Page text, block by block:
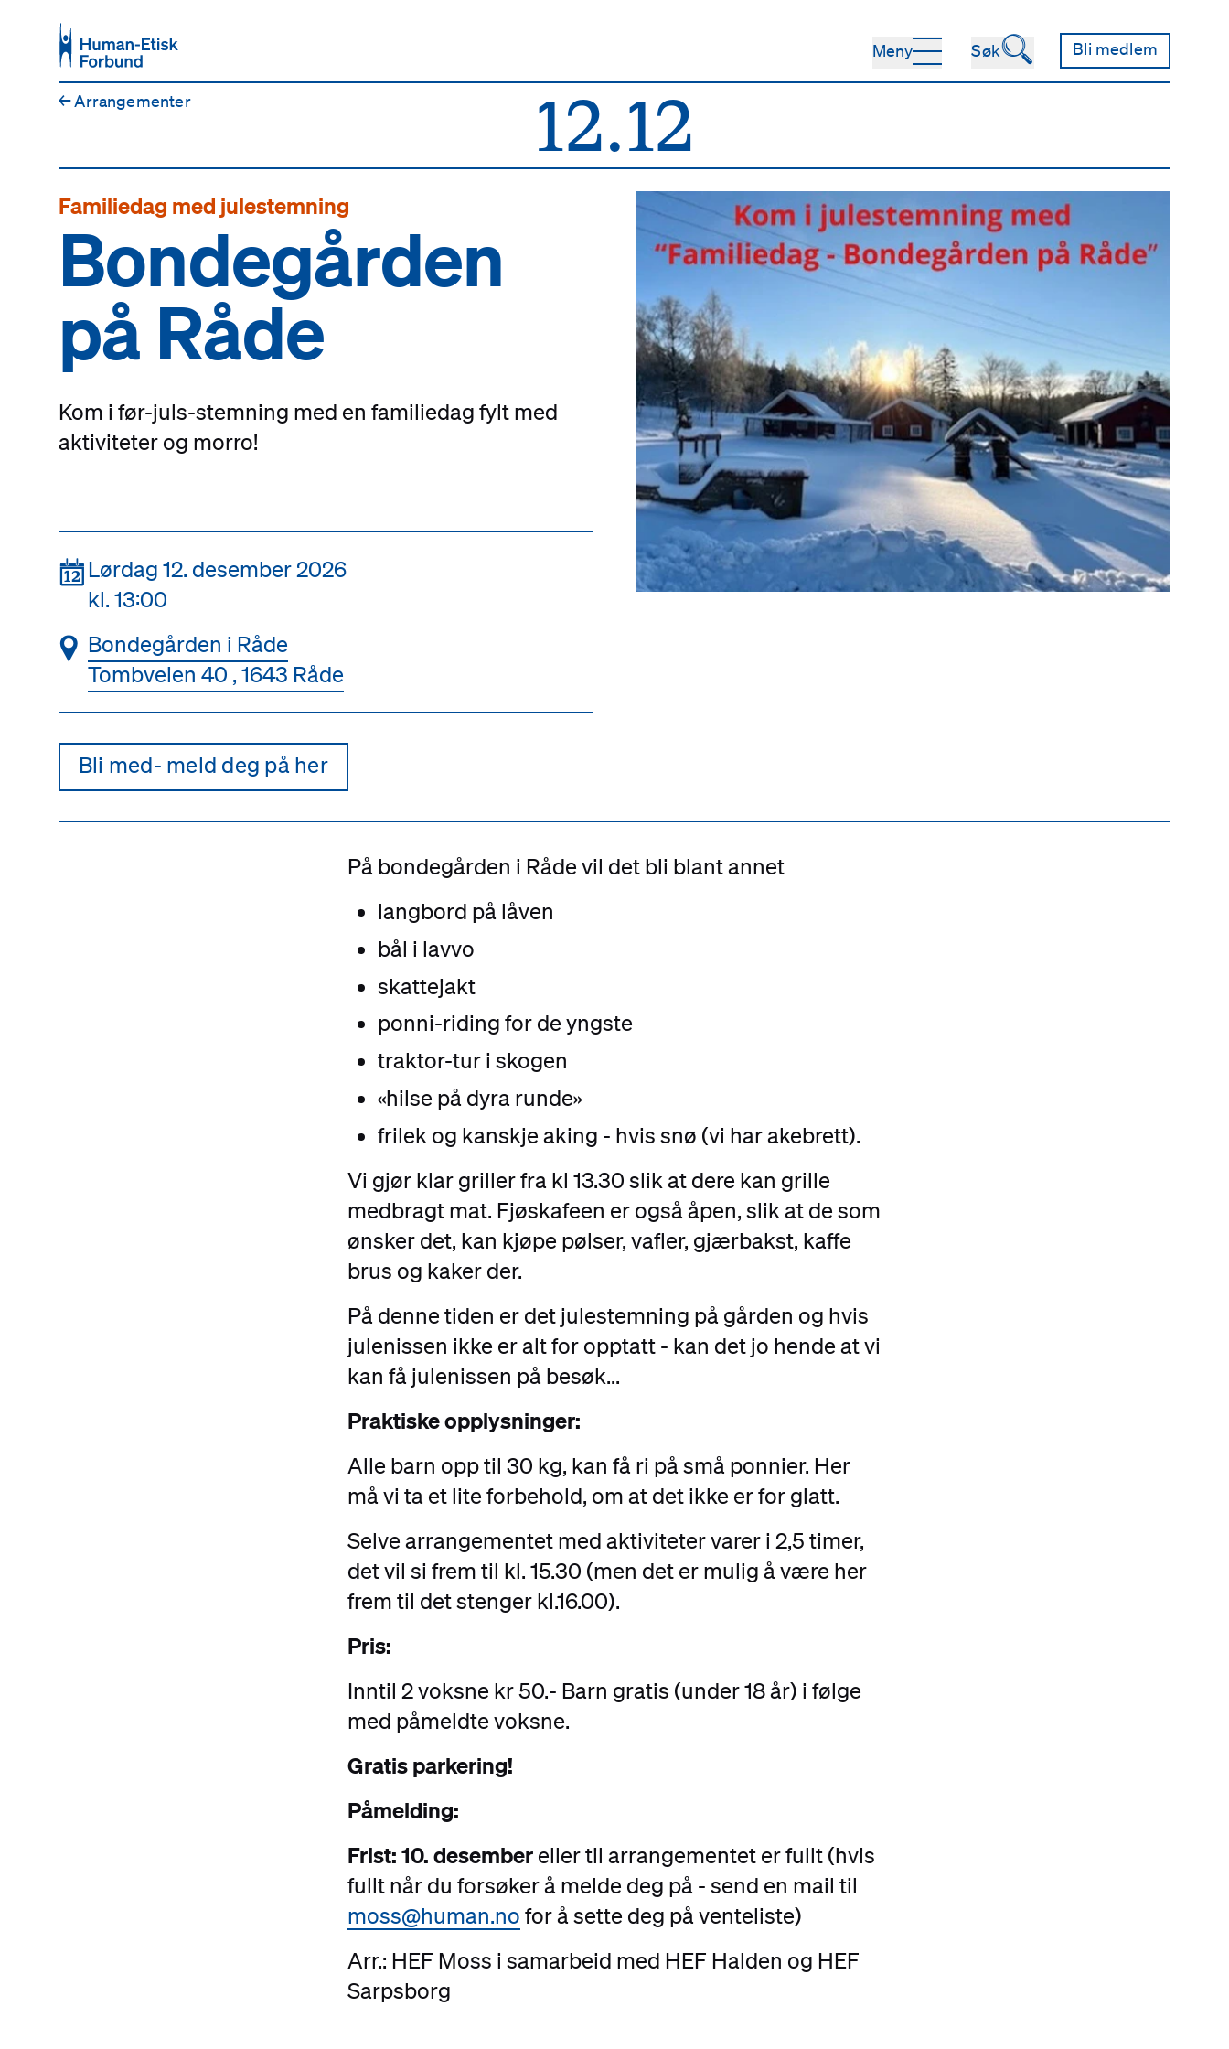
Meny Søk🔍 Bli medlem
←Arrangementer 12.12
Familiedag med julestemning
Bondegården
på Råde
Kom i før-juls-stemning med en familiedag fylt med
aktiviteter og morro!
📆Lørdag 12. desember 2026
kl. 13:00
📍 Bondegården i Råde
Tombveien 40 , 1643 Råde
Bli med- meld deg på her
På bondegården i Råde vil det bli blant annet
langbord på låven
bål i lavvo
skattejakt
ponni-riding for de yngste
traktor-tur i skogen
«hilse på dyra runde»
frilek og kanskje aking - hvis snø (vi har akebrett).
Vi gjør klar griller fra kl 13.30 slik at dere kan grille
medbragt mat. Fjøskafeen er også åpen, slik at de som
ønsker det, kan kjøpe pølser, vafler, gjærbakst, kaffe
brus og kaker der.
På denne tiden er det julestemning på gården og hvis
julenissen ikke er alt for opptatt - kan det jo hende at vi
kan få julenissen på besøk...
Praktiske opplysninger:
Alle barn opp til 30 kg, kan få ri på små ponnier. Her
må vi ta et lite forbehold, om at det ikke er for glatt.
Selve arrangementet med aktiviteter varer i 2,5 timer,
det vil si frem til kl. 15.30 (men det er mulig å være her
frem til det stenger kl.16.00).
Pris:
Inntil 2 voksne kr 50.- Barn gratis (under 18 år) i følge
med påmeldte voksne.
Gratis parkering!
Påmelding:
Frist: 10. desembereller til arrangementet er fullt (hvis
fullt når du forsøker å melde deg på - send en mail til
moss@human.no for å sette deg på venteliste)
Arr.: HEF Moss i samarbeid med HEF Halden og HEF
Sarpsborg